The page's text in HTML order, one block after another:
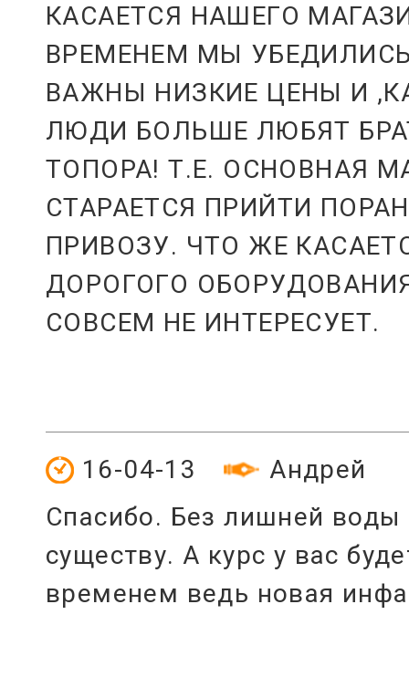
КАСАЕТСЯ НАШЕГО
ВРЕМЕНЕМ МЫ
ВАЖНЫ НИЗКИЕ ЦЕНЫ И
ЛЮДИ БОЛЬШЕ ЛЮБЯТ
ТОПОРА! Т.Е. ОСНОВНАЯ
СТАРАЕТСЯ ПРИЙТИ
ПРИВОЗУ. ЧТО ЖЕ
ДОРОГОГО
СОВСЕМ НЕ ИНТЕРЕСУЕТ.
Андрей
16-04-13
Спасибо. Без лишней воды
существу. А курс у вас
временем ведь новая